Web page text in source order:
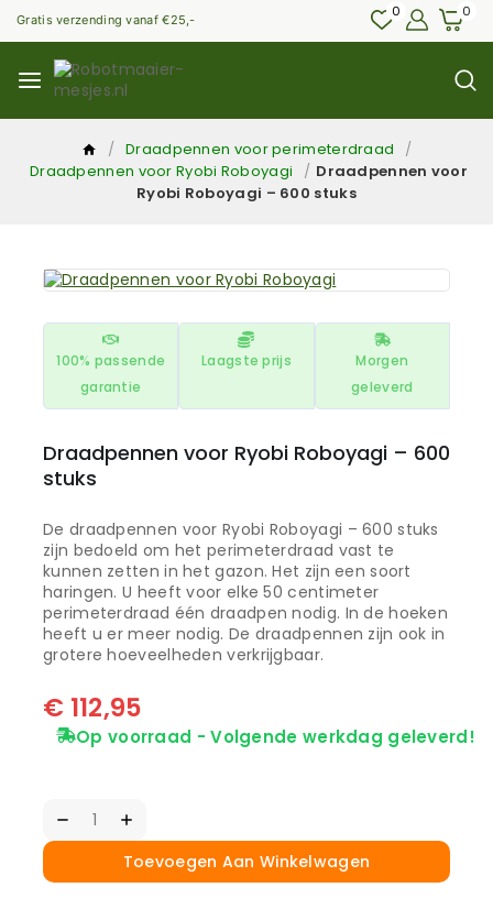
Gratis verzending vanaf €25,- 0 0
/ Draadpennen voor perimeterdraad
/
Draadpennen voor Ryobi Roboyagi
/ Draadpennen voor
Ryobi Roboyagi – 600 stuks
100% passende
garantie
Laagste prijs
Morgen
geleverd
Draadpennen voor Ryobi Roboyagi – 600
stuks
De draadpennen voor Ryobi Roboyagi – 600 stuks
zijn bedoeld om het perimeterdraad vast te
kunnen zetten in het gazon. Het zijn een soort
haringen. U heeft voor elke 50 centimeter
perimeterdraad één draadpen nodig. In de hoeken
heeft u er meer nodig. De draadpennen zijn ook in
grotere hoeveelheden verkrijgbaar.
€ 112,95
Op voorraad - Volgende werkdag geleverd!
Toevoegen Aan Winkelwagen